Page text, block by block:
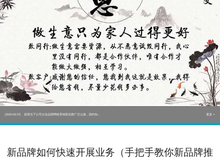
[2022-05-29] 实体门店如何做网络推广吸引客户，实体店网络营销技巧... 更多 >
[2022-05-04] 污水处理设备厂家产品如何做网络推广（污水处理项目网... 更多 >
[2022-03-27] 疫情当下公司企业品牌网络营销策划推广怎么做，国内知... 更多 >
[2022-05-29] 实体门店如何做网络推广吸引客户，实体店网络营销技巧... 更多 >
新品牌如何快速开展业务（手把手教你新品牌推